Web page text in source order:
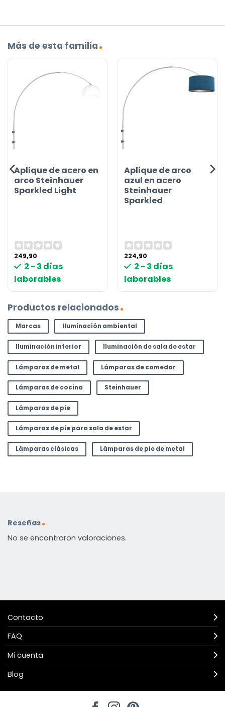
Más de esta familia
Aplique de acero en
arco Steinhauer
Sparkled Light
249,90
2 - 3 días
laborables
Aplique de arco
azul en acero
Steinhauer
Sparkled
224,90
2 - 3 días
laborables
Productos relacionados
Marcas Iluminación ambiental
Iluminación interior Iluminación de sala de estar
Lámparas de metal Lámparas de comedor
Lámparas de cocina Steinhauer
Lámparas de pie
Lámparas de pie para sala de estar
Lámparas clásicas Lámparas de pie de metal
Reseñas
No se encontraron valoraciones.
Contacto
FAQ
Mi cuenta
Blog